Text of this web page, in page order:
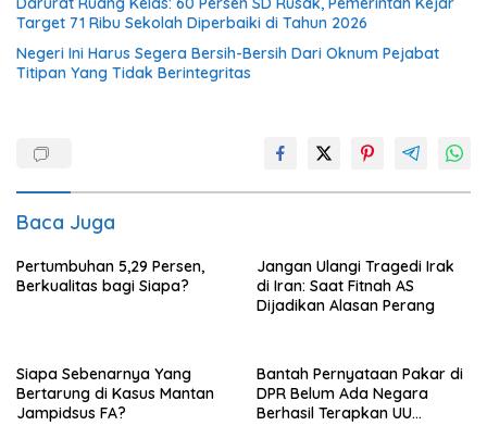
Target 71 Ribu Sekolah Diperbaiki di Tahun 2026
Negeri Ini Harus Segera Bersih-Bersih Dari Oknum Pejabat
Titipan Yang Tidak Berintegritas
Baca Juga
Pertumbuhan 5,29 Persen,
Berkualitas bagi Siapa?
Jangan Ulangi Tragedi Irak
di Iran: Saat Fitnah AS
Dijadikan Alasan Perang
Siapa Sebenarnya Yang
Bertarung di Kasus Mantan
Jampidsus FA?
Bantah Pernyataan Pakar di
DPR Belum Ada Negara
Berhasil Terapkan UU